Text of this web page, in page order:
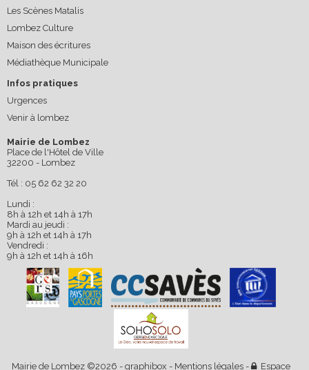
Les Scènes Matalis
Lombez Culture
Maison des écritures
Médiathèque Municipale
Infos pratiques
Urgences
Venir à lombez
Mairie de Lombez
Place de l'Hôtel de Ville
32200 - Lombez
Tél : 05 62 62 32 20
Lundi :
8h à 12h et 14h à 17h
Mardi au jeudi :
9h à 12h et 14h à 17h
Vendredi :
9h à 12h et 14h à 16h
Mairie de Lombez ©2026 - graphibox - Mentions légales - Espace